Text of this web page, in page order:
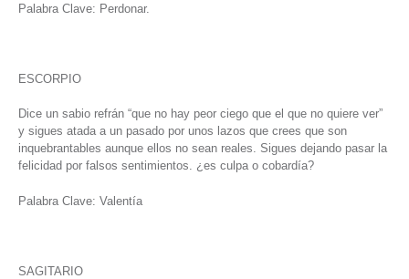
Palabra Clave: Perdonar.
ESCORPIO
Dice un sabio refrán “que no hay peor ciego que el que no quiere ver”
y sigues atada a un pasado por unos lazos que crees que son
inquebrantables aunque ellos no sean reales. Sigues dejando pasar la
felicidad por falsos sentimientos. ¿es culpa o cobardía?
Palabra Clave: Valentía
SAGITARIO